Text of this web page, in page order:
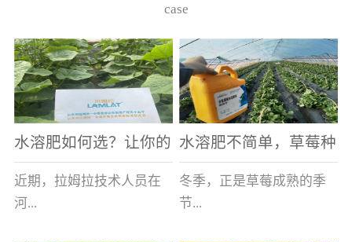
case
水溶肥如何选？让你的
老棚土好产量高
近期，拉姆拉技术人员在
河...
水溶肥不简单，草莓种
植户指名要使用
冬季，正是草莓成熟的季
节...